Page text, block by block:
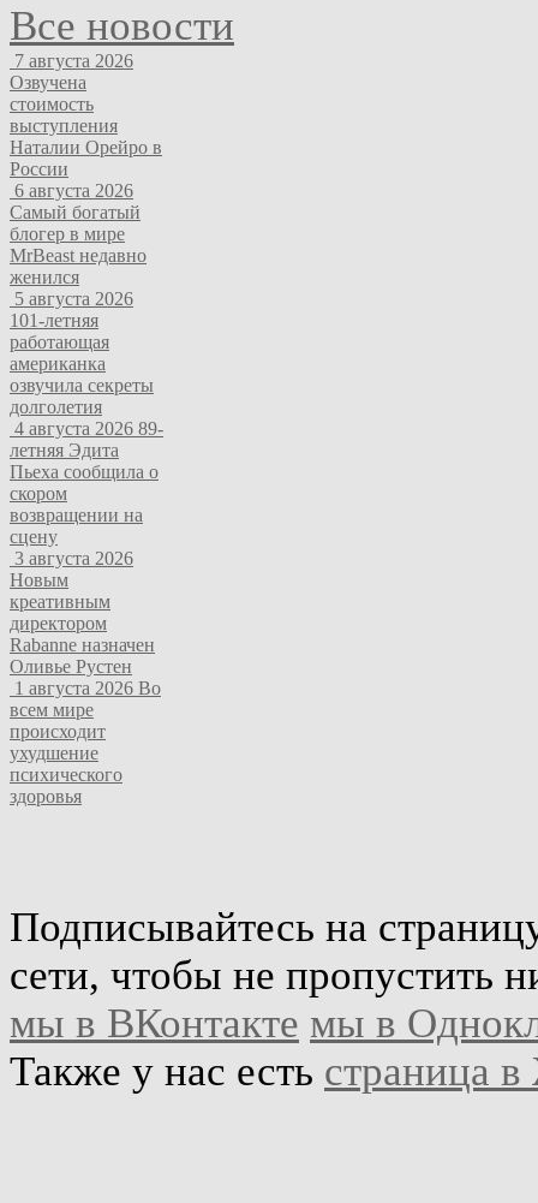
Все новости
7 августа 2026
Озвучена
стоимость
выступления
Наталии Орейро в
России
6 августа 2026
Самый богатый
блогер в мире
MrBeast недавно
женился
5 августа 2026
101-летняя
работающая
американка
озвучила секреты
долголетия
4 августа 2026 89-
летняя Эдита
Пьеха сообщила о
скором
возвращении на
сцену
3 августа 2026
Новым
креативным
директором
Rabanne назначен
Оливье Рустен
1 августа 2026 Во
всем мире
происходит
ухудшение
психического
здоровья
Подписывайтесь на
сети, чтобы не пропустить
мы в ВКонтакте мы в
Также у нас есть страница